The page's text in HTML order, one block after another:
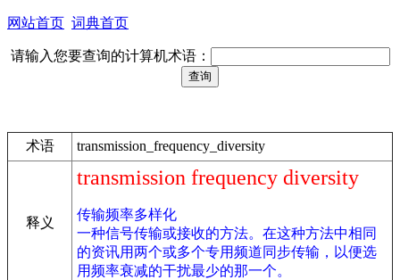
网站首页 词典首页
请输入您要查询的计算机术语：
术语 transmission_frequency_diversity
释义
transmission frequency diversity
传输频率多样化
一种信号传输或接收的方法。在这种方法中相同
的资讯用两个或多个专用频道同步传输，以便选
用频率衰减的干扰最少的那一个。